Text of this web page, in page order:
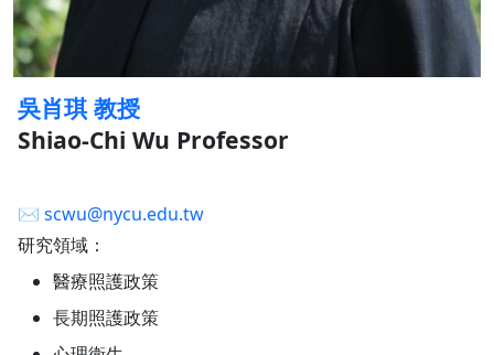
吳肖琪 教授
Shiao-Chi Wu Professor
✉︎ scwu@nycu.edu.tw
研究領域：
醫療照護政策
長期照護政策